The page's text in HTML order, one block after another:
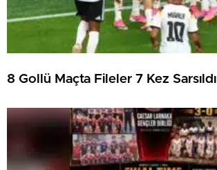
8 Gollü Maçta Fileler 7 Kez Sarsıldı